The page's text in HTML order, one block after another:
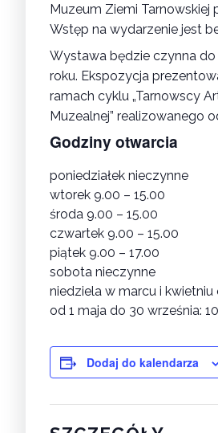
Muzeum Ziemi Tarnowskiej
Wstęp na wydarzenie jest
Wystawa będzie czynna do
roku. Ekspozycja
ramach cyklu „Tarnowscy
Muzealnej” realizowanego
Godziny otwarcia
poniedziałek nieczynne
wtorek 9.00 – 15.00
środa 9.00 – 15.00
czwartek 9.00 – 15.00
piątek 9.00 – 17.00
sobota nieczynne
niedziela w marcu i kwietniu
od 1 maja do 30 września:
Dodaj do kalendarza